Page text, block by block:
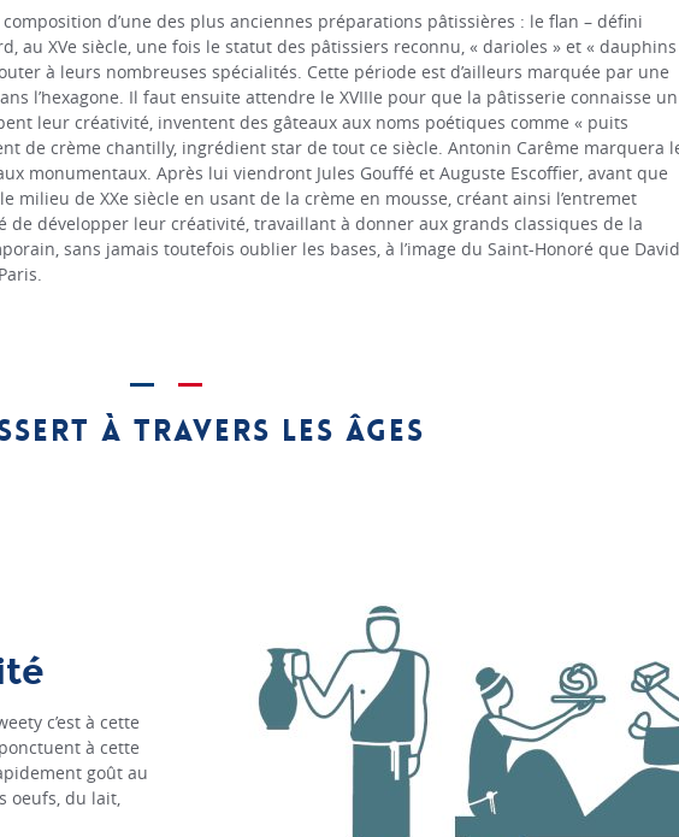
d’une des plus anciennes préparations pâtissières : le flan – défini
au XVe siècle, une fois le statut des pâtissiers reconnu, « darioles » et « dauphins
à leurs nombreuses spécialités. Cette période est d’ailleurs marquée par une
l’hexagone. Il faut ensuite attendre le XVIIIe pour que la pâtisserie connaisse un
leur créativité, inventent des gâteaux aux noms poétiques comme « puits
de crème chantilly, ingrédient star de tout ce siècle. Antonin Carême marquera
monumentaux. Après lui viendront Jules Gouffé et Auguste Escoffier, avant que
milieu de XXe siècle en usant de la crème en mousse, créant ainsi l’entremet
de développer leur créativité, travaillant à donner aux grands classiques de la
sans jamais toutefois oublier les bases, à l’image du Saint-Honoré que David
à travers les âges
c’est à cette
à cette
goût au
oeufs, du lait,